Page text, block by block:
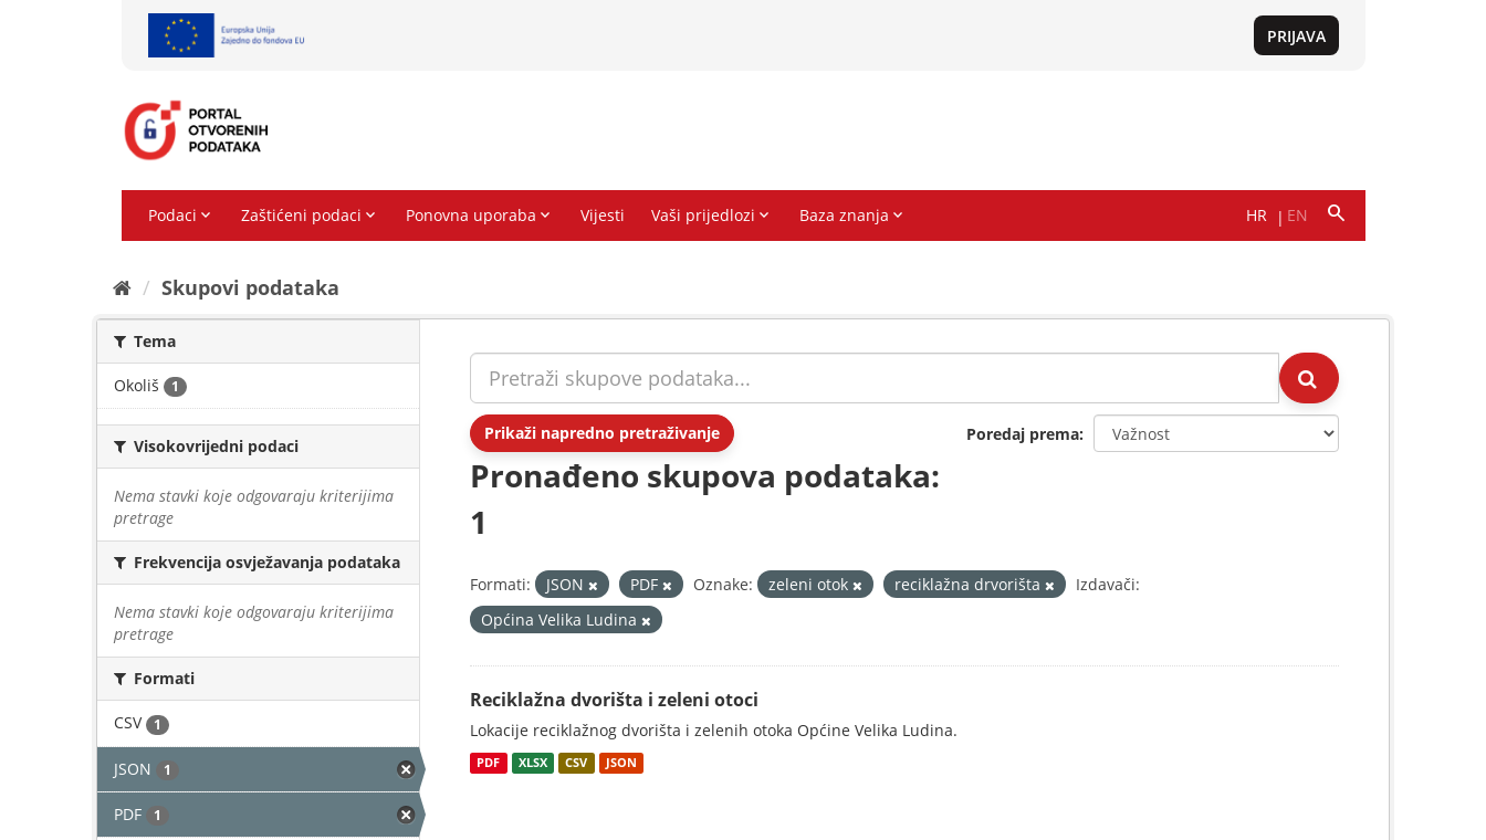
Skupovi podаtаkа
Tema
Okoliš 1
Visokovrijedni podaci
Nema stavki koje odgovaraju kriterijima
pretrage
Frekvencija osvježavanja podataka
Nema stavki koje odgovaraju kriterijima
pretrage
Formati
CSV 1
JSON 1
PDF 1
Prikaži napredno pretraživanje Poredaj prema
Pronađeno skupova podataka:
1
Formati: JSON PDF Oznake: zeleni otok reciklažna drvorišta
Izdavači:
Općina Velika Ludina
Reciklažna dvorišta i zeleni otoci
Lokacije reciklažnog dvorišta i zelenih otoka Općine Velika Ludina.
PDF XLSX CSV JSON